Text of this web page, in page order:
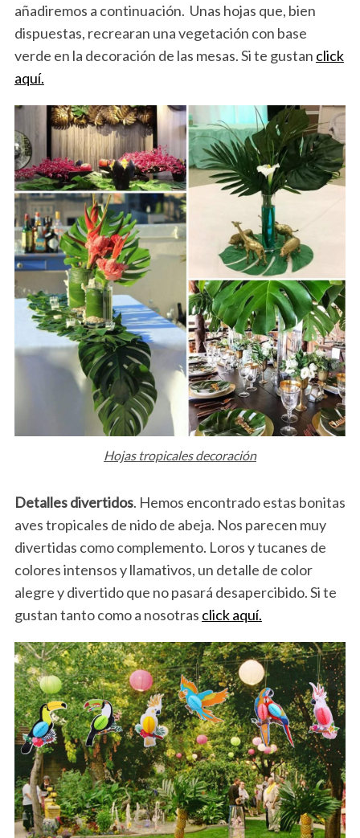
añadiremos a continuación. Unas hojas que, bien
dispuestas, recrearan una vegetación con base
verde en la decoración de las mesas. Si te gustan click
aquí.
Hojas tropicales decoración
Detalles divertidos. Hemos encontrado estas bonitas
aves tropicales de nido de abeja. Nos parecen muy
divertidas como complemento. Loros y tucanes de
colores intensos y llamativos, un detalle de color
alegre y divertido que no pasará desapercibido. Si te
gustan tanto como a nosotras click aquí.